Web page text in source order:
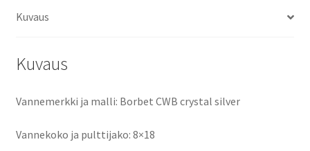
o
Kuvaus
Kuvaus
Vannemerkki ja malli: Borbet CWB crystal silver
Vannekoko ja pulttijako: 8×18